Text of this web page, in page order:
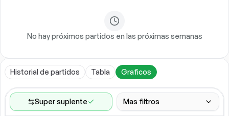
No hay próximos partidos en las próximas semanas
Historial de partidos Tabla Graficos
Super suplente Mas filtros